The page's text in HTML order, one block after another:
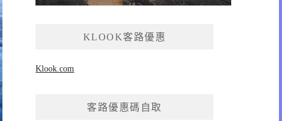
KLOOK客路優惠
Klook.com
客路優惠碼自取